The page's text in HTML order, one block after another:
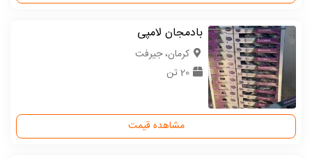
بادمجان لامپی
كرمان، جیرفت
20 تن
مشاهده قیمت